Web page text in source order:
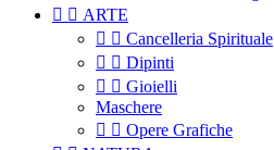
  ARTE
  Cancelleria Spirituale
  Dipinti
  Gioielli
Maschere
  Opere Grafiche